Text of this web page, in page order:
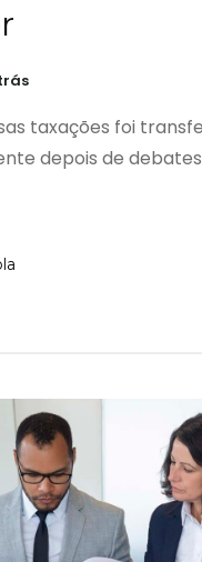
taxações foi
depois de